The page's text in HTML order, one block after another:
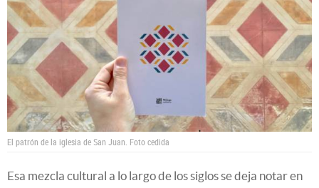
El patrón de la iglesia de San Juan. Foto cedida
Esa mezcla cultural a lo largo de los siglos se deja notar en